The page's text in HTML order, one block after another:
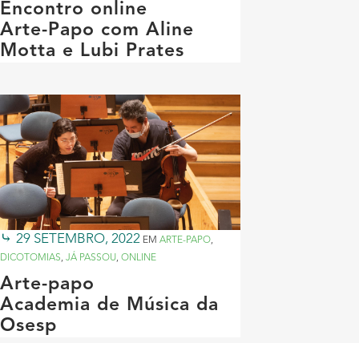
Encontro online
Arte-Papo com Aline
Motta e Lubi Prates
29 SETEMBRO, 2022 EM ARTE-PAPO,
DICOTOMIAS, JÁ PASSOU, ONLINE
Arte-papo
Academia de Música da
Osesp